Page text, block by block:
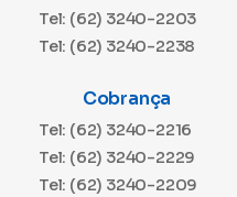
Tel: (62) 3240-2203
Tel: (62) 3240-2238
Cobrança
Tel: (62) 3240-2216
Tel: (62) 3240-2229
Tel: (62) 3240-2209